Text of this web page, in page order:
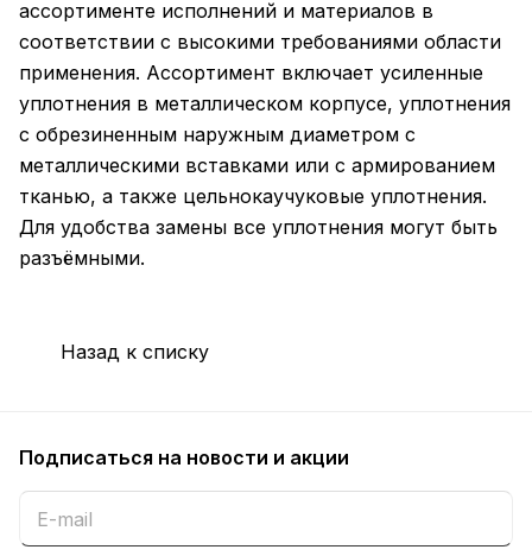
ассортименте исполнений и материалов в
соответствии с высокими требованиями области
применения. Ассортимент включает усиленные
уплотнения в металлическом корпусе, уплотнения
с обрезиненным наружным диаметром с
металлическими вставками или с армированием
тканью, а также цельнокаучуковые уплотнения.
Для удобства замены все уплотнения могут быть
разъёмными.
Назад к списку
Подписаться на новости и акции